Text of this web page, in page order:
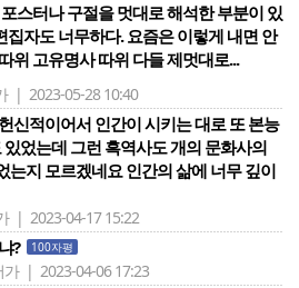
스터나 구절을 멋대로 해석한 부분이 있
집자도 너무하다. 요즘은 이렇게 내면 안
위 고유명사 따위 다들 제멋대로...
| 2023-05-28 10:40
신적이어서 인간이 시키는 대로 또 본능
었는데 그런 흑역사도 개의 문화사의
는지 모르겠네요 인간의 삶에 너무 깊이
| 2023-04-17 15:22
? 100자평
가 | 2023-04-06 17:23